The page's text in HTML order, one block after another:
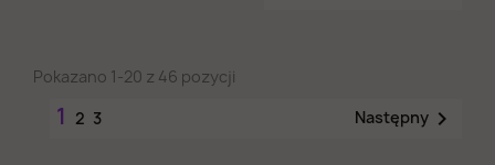
Pokazano 1-20 z 46 pozycji
1 2 3 Następny 